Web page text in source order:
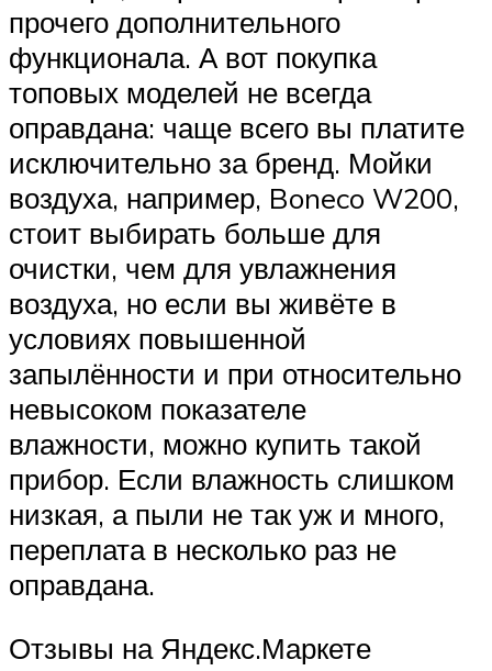
прочего дополнительного
функционала. А вот покупка
топовых моделей не всегда
оправдана: чаще всего вы платите
исключительно за бренд. Мойки
воздуха, например, Boneco W200,
стоит выбирать больше для
очистки, чем для увлажнения
воздуха, но если вы живёте в
условиях повышенной
запылённости и при относительно
невысоком показателе
влажности, можно купить такой
прибор. Если влажность слишком
низкая, а пыли не так уж и много,
переплата в несколько раз не
оправдана.
Отзывы на Яндекс.Маркете